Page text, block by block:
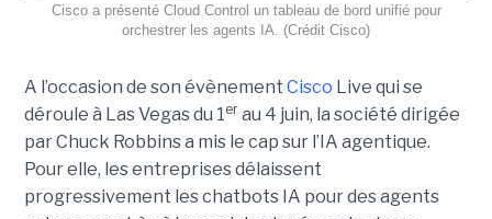
Cisco a présenté Cloud Control un tableau de bord unifié pour
orchestrer les agents IA. (Crédit Cisco)
A l’occasion de son évènement Cisco Live qui se
déroule à Las Vegas du 1erau 4 juin, la société dirigée
par Chuck Robbins a mis le cap sur l’IA agentique.
Pour elle, les entreprises délaissent
progressivement les chatbots IA pour des agents